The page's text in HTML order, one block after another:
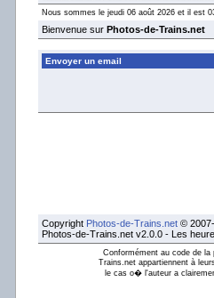
Nous sommes le jeudi 06 août 2026 et il est
Bienvenue sur Photos-de-Trains.net
Envoyer un email
Copyright Photos-de-Trains.net ©
Photos-de-Trains.net v2.0.0 - Les
Conformément au code de
Trains.net appartiennent à
le cas o� l'auteur a